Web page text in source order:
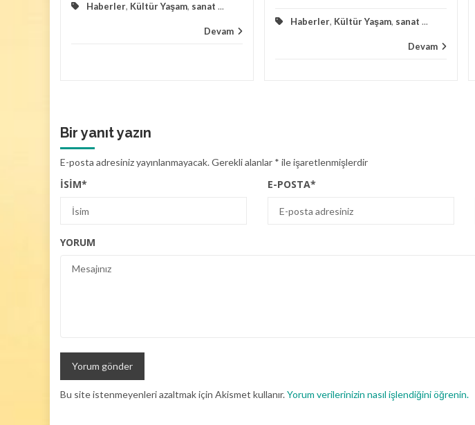
Haberler, Kültür Yaşam, sanat ...
Devam
Haberler, Kültür Yaşam, sanat ...
Devam
Bir yanıt yazın
E-posta adresiniz yayınlanmayacak.Gerekli alanlar * ile işaretlenmişlerdir
İSIM* E-POSTA*
YORUM
Bu site istenmeyenleri azaltmak için Akismet kullanır.Yorum verilerinizin nasıl işlendiğini öğrenin.